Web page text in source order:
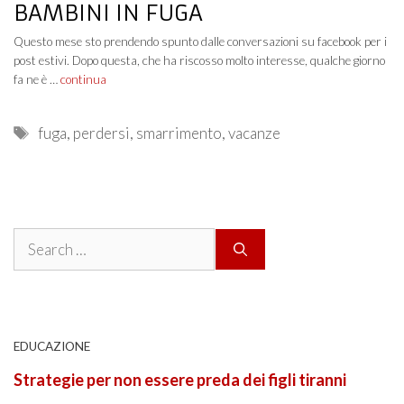
BAMBINI IN FUGA
Questo mese sto prendendo spunto dalle conversazioni su facebook per i
post estivi. Dopo questa, che ha riscosso molto interesse, qualche giorno
fa ne è … continua
Tags
fuga, perdersi, smarrimento,vacanze
Search
EDUCAZIONE
Strategie per non essere preda dei figli tiranni